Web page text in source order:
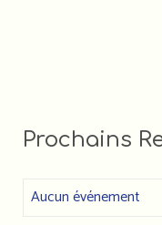
Prochains
Aucun événement